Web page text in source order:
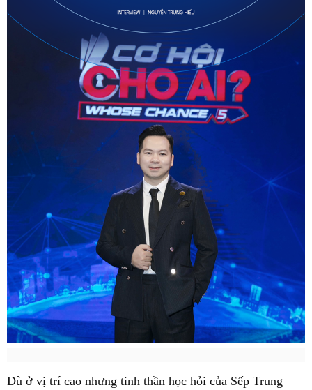
Dù ở vị trí cao nhưng tinh thần học hỏi của Sếp Trung